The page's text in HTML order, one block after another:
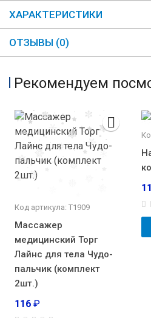
ХАРАКТЕРИСТИКИ
ОТЗЫВЫ (0)
Рекомендуем
Код артикула: Т1909
Массажер
медицинский Торг
Лайнс для тела Чудо-
пальчик (комплект
2шт.)
116 ₽